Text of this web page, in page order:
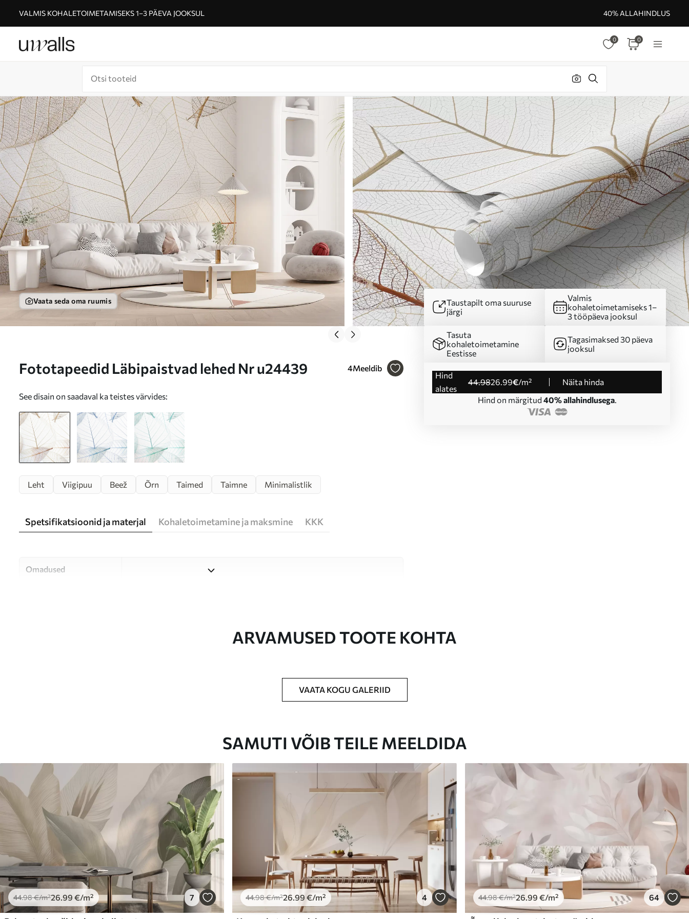
VALMIS KOHALETOIMETAMISEKS 1–3 PÄEVA JOOKSUL 40% ALLAHINDLUS
0 0
Vaata seda oma ruumis
Fototapeedid Läbipaistvad lehed Nr u24439 4Meeldib
See disain on saadaval ka teistes värvides:
Taustapilt oma suuruse
järgi
Valmis
kohaletoimetamiseks 1–
3 tööpäeva jooksul
Tasuta
kohaletoimetamine
Eestisse
Tagasimaksed 30 päeva
jooksul
Hind
alates
44.9826.99€/m²
Näita hinda
Hind on märgitud 40% allahindlusega.
Leht Viigipuu Beež Õrn Taimed Taimne Minimalistlik
Spetsifikatsioonid ja materjal Kohaletoimetamine ja maksmine KKK
Omadused
Pilt trükitakse teie määratud suuruses, lõigatud ühesuguste ribadena,
Võite lisada lakikihti ja/või tapeediliimi.
Puhastamine
Tapeeti saab õrnalt puhastada pehme käsnaga. Lakkviimistlusega tapeedid
võib puhastada veega.
Rakendusmeetod Suurepärane rakendus
Saadaolevad materjalid
Standard
44.9826.99€/m² 56 .6734.00€/m²
Premium vinüül Peel and Stick
ARVAMUSED TOOTE KOHTA
VAATA KOGU GALERIID
SAMUTI VÕIB TEILE MEELDIDA
44.98€/m²26 .99 €/m² 7 44.98€/m²26 .99 €/m² 4 44.98€/m²26 .99 €/m² 64